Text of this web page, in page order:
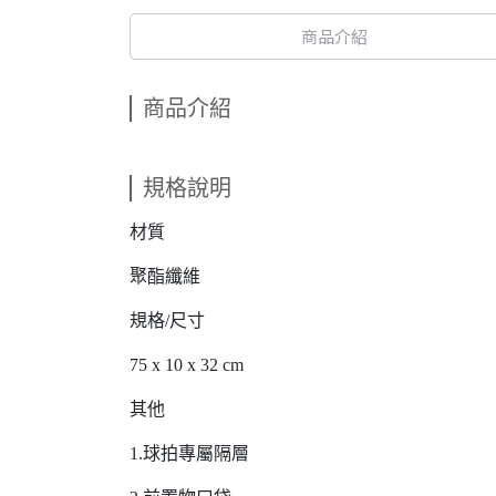
商品介紹
商品介紹
規格說明
材質
聚酯纖維
規格/尺寸
75 x 10 x 32 cm
其他
1.球拍專屬隔層